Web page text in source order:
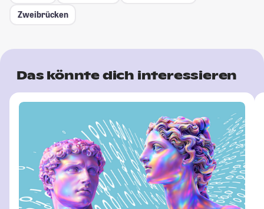
Zweibrücken
Das könnte dich interessieren